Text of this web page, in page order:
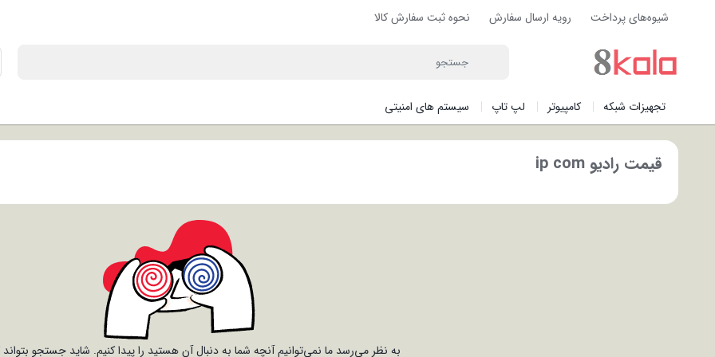
شیوه‌های پرداخت رویه ارسال سفارش نحوه ثبت سفارش کالا
تجهیزات شبکه کامپیوتر لپ تاپ سیستم های امنیتی
قیمت رادیو ip com
به نظر می‌رسد ما نمی‌توانیم آنچه شما به دنبال آن هستید را پیدا کنیم. شاید جستجو